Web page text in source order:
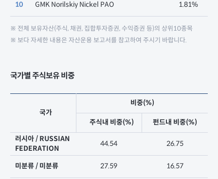
10 GMK Norilskiy Nickel PAO 1.81%
※ 전체 보유자산(주식, 채권, 집합투자증권, 수익증권 등)의 상위10종목
※ 보다 자세한 내용은 자산운용 보고서를 참고하여 주시기 바랍니다.
국가별 주식보유 비중
국가
비중(%)
주식내 비중(%)
펀드내 비중(%)
러시아 / RUSSIAN
FEDERATION
44.54 26.75
미분류 / 미분류 27.59 16.57